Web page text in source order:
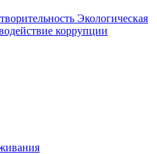
Экологическая
коррупции